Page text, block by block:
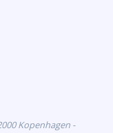
Kopenhagen -